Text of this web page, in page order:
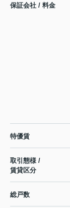
保証会社 / 料金
特優賃
取引態様 /
賃貸区分
総戸数